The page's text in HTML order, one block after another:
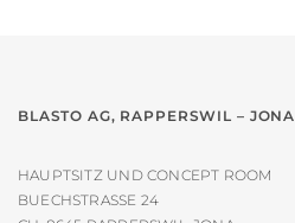
BLASTO AG, RAPPERSWIL – JONA
HAUPTSITZ UND CONCEPT ROOM
BUECHSTRASSE 24